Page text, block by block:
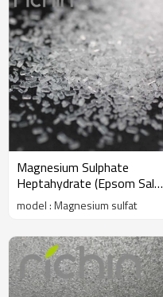
Magnesium Sulphate
Heptahydrate (Epsom Salt)
99,5% 1-3 mm kristal
model : Magnesium sulfat